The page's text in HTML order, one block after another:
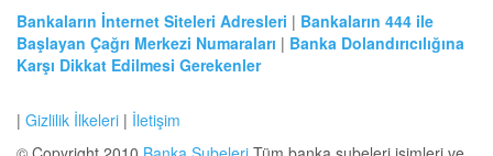
Bankaların İnternet Siteleri Adresleri | Bankaların 444 ile
Başlayan Çağrı Merkezi Numaraları | Banka Dolandırıcılığına
Karşı Dikkat Edilmesi Gerekenler
| Gizlilik İlkeleri | İletişim